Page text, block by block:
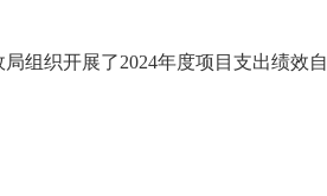
组织开展了2024年度项目支出绩效自